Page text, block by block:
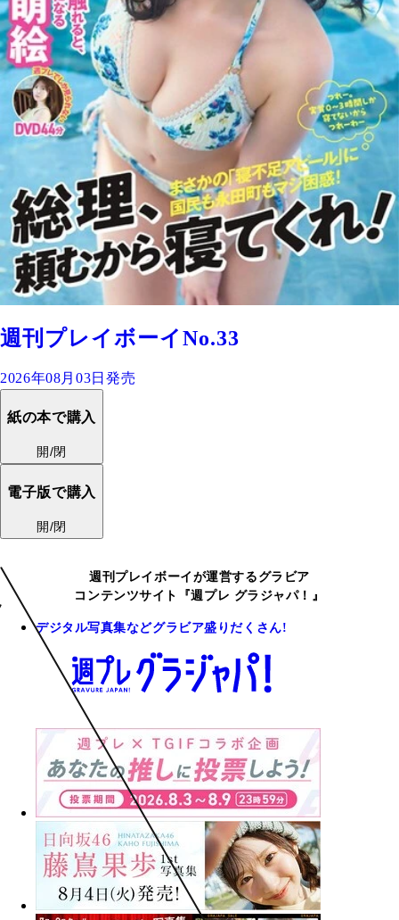
週刊プレイボーイNo.33
2026年08月03日発売
紙の本で購入
開/閉
電子版で購入
開/閉
週刊プレイボーイが運営するグラビア
コンテンツサイト『週プレ グラジャパ！』
デジタル写真集などグラビア盛りだくさん!